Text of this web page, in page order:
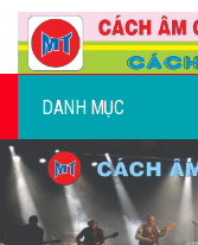
DANH MỤC